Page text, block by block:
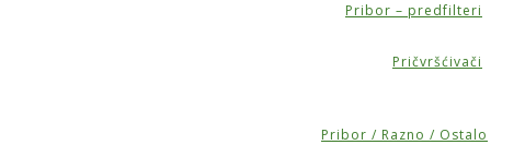
Pribor – predfilteri
Pričvršćivači
Pribor / Razno / Ostalo